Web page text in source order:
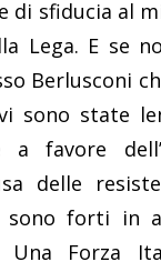
di sfiducia al
Lega. E se
Berlusconi
sono state
a favore
delle
sono forti in
Una Forza